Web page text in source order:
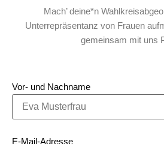
Mach’ deine*n
Unterrepräsentanz von Frauen
gemeinsam mit uns
Vor- und Nachname
E-Mail-Adresse